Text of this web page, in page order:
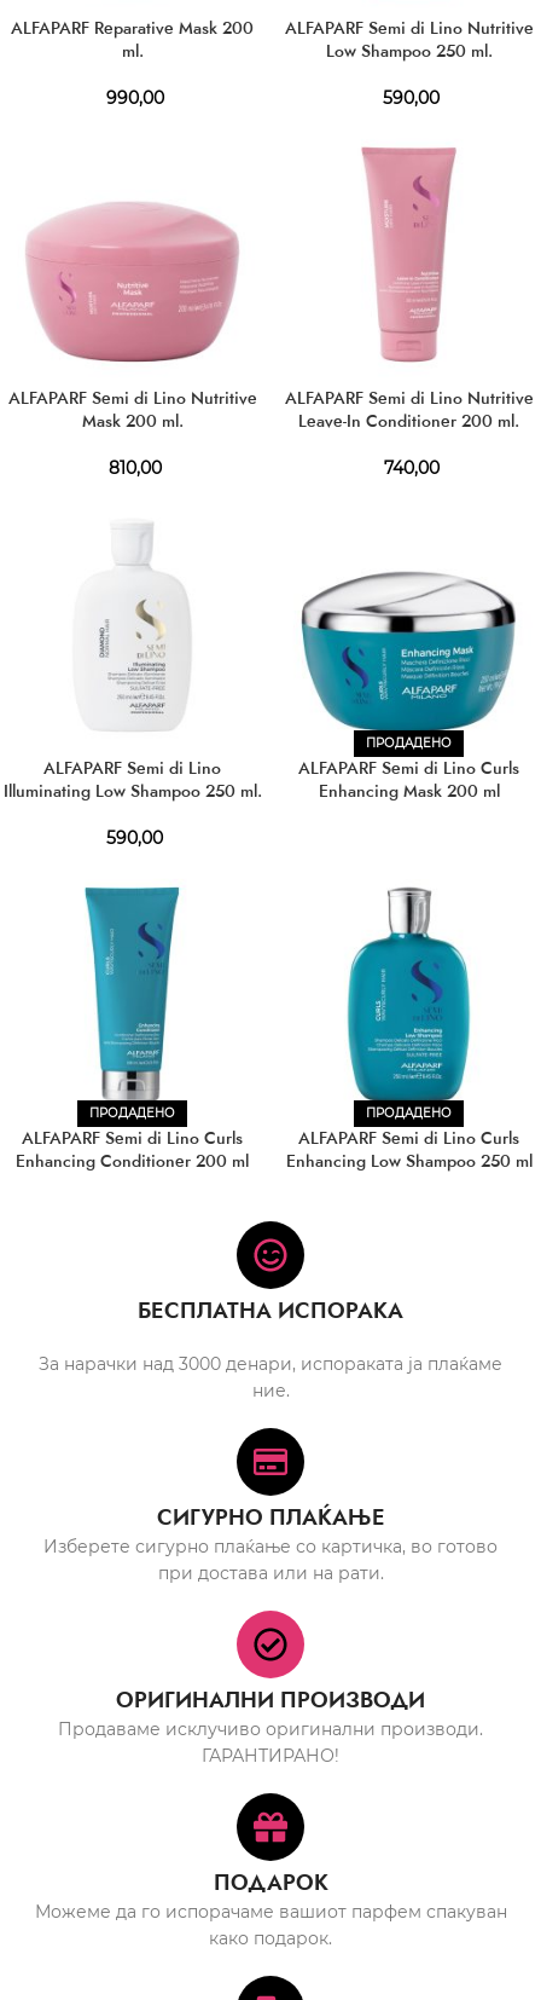
ALFAPARF Reparative Mask 200
ml.
990,00
ALFAPARF Semi di Lino Nutritive
Low Shampoo 250 ml.
590,00
ALFAPARF Semi di Lino Nutritive
Mask 200 ml.
810,00
ALFAPARF Semi di Lino Nutritive
Leave-In Conditioner 200 ml.
740,00
ALFAPARF Semi di Lino
Illuminating Low Shampoo 250 ml.
590,00
ПРОДАДЕНО
ALFAPARF Semi di Lino Curls
Enhancing Mask 200 ml
ПРОДАДЕНО
ALFAPARF Semi di Lino Curls
Enhancing Conditioner 200 ml
ПРОДАДЕНО
ALFAPARF Semi di Lino Curls
Enhancing Low Shampoo 250 ml
БЕСПЛАТНА ИСПОРАКА
За нарачки над 3000 денари, испораката ја плаќаме
ние.
СИГУРНО ПЛАЌАЊЕ
Изберете сигурно плаќање со картичка, во готово
при достава или на рати.
ОРИГИНАЛНИ ПРОИЗВОДИ
Продаваме исклучиво оригинални производи.
ГАРАНТИРАНО!
ПОДАРОК
Можеме да го испорачаме вашиот парфем спакуван
како подарок.